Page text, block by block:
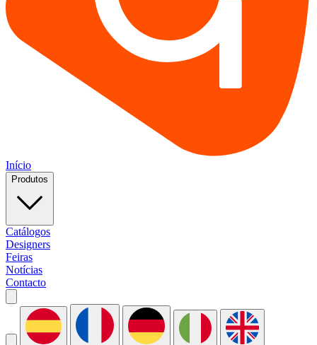
Início
Produtos
Catálogos
Designers
Feiras
Notícias
Contacto